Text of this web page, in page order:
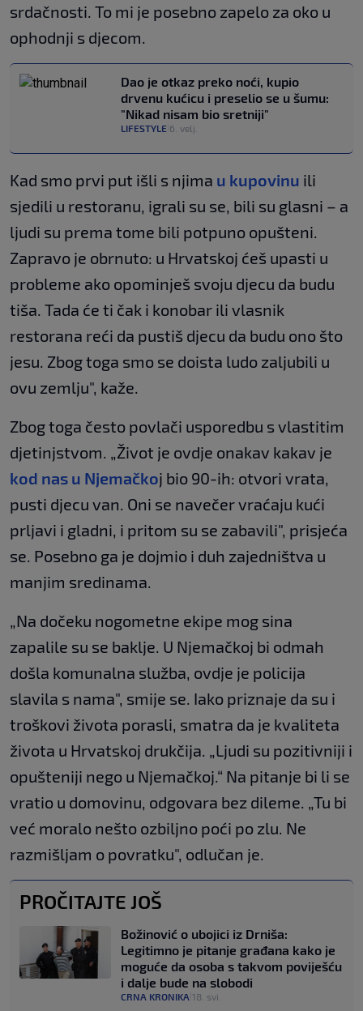
srdačnosti. To mi je posebno zapelo za oko u
ophodnji s djecom.
Dao je otkaz preko noći, kupio
drvenu kućicu i preselio se u šumu:
"Nikad nisam bio sretniji"
LIFESTYLE 6. velj.
Kad smo prvi put išli s njima u kupovinu ili
sjedili u restoranu, igrali su se, bili su glasni – a
ljudi su prema tome bili potpuno opušteni.
Zapravo je obrnuto: u Hrvatskoj ćeš upasti u
probleme ako opominješ svoju djecu da budu
tiša. Tada će ti čak i konobar ili vlasnik
restorana reći da pustiš djecu da budu ono što
jesu. Zbog toga smo se doista ludo zaljubili u
ovu zemlju", kaže.
Zbog toga često povlači usporedbu s vlastitim
djetinjstvom. „Život je ovdje onakav kakav je
kod nas u Njemačkoj bio 90-ih: otvori vrata,
pusti djecu van. Oni se navečer vraćaju kući
prljavi i gladni, i pritom su se zabavili", prisjeća
se. Posebno ga je dojmio i duh zajedništva u
manjim sredinama.
„Na dočeku nogometne ekipe mog sina
zapalile su se baklje. U Njemačkoj bi odmah
došla komunalna služba, ovdje je policija
slavila s nama", smije se. Iako priznaje da su i
troškovi života porasli, smatra da je kvaliteta
života u Hrvatskoj drukčija. „Ljudi su pozitivniji i
opušteniji nego u Njemačkoj.“ Na pitanje bi li se
vratio u domovinu, odgovara bez dileme. „Tu bi
već moralo nešto ozbiljno poći po zlu. Ne
razmišljam o povratku", odlučan je.
PROČITAJTE JOŠ
Božinović o ubojici iz Drniša:
Legitimno je pitanje građana kako je
moguće da osoba s takvom poviješću
i dalje bude na slobodi
CRNA KRONIKA 18. svi.